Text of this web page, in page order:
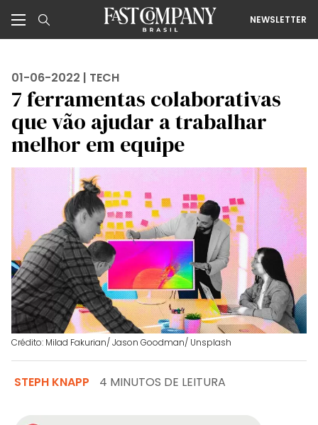
NEWSLETTER
01-06-2022 | TECH
7 ferramentas colaborativas
que vão ajudar a trabalhar
melhor em equipe
Crédito: Milad Fakurian/ Jason Goodman/ Unsplash
STEPH KNAPP 4 MINUTOS DE LEITURA